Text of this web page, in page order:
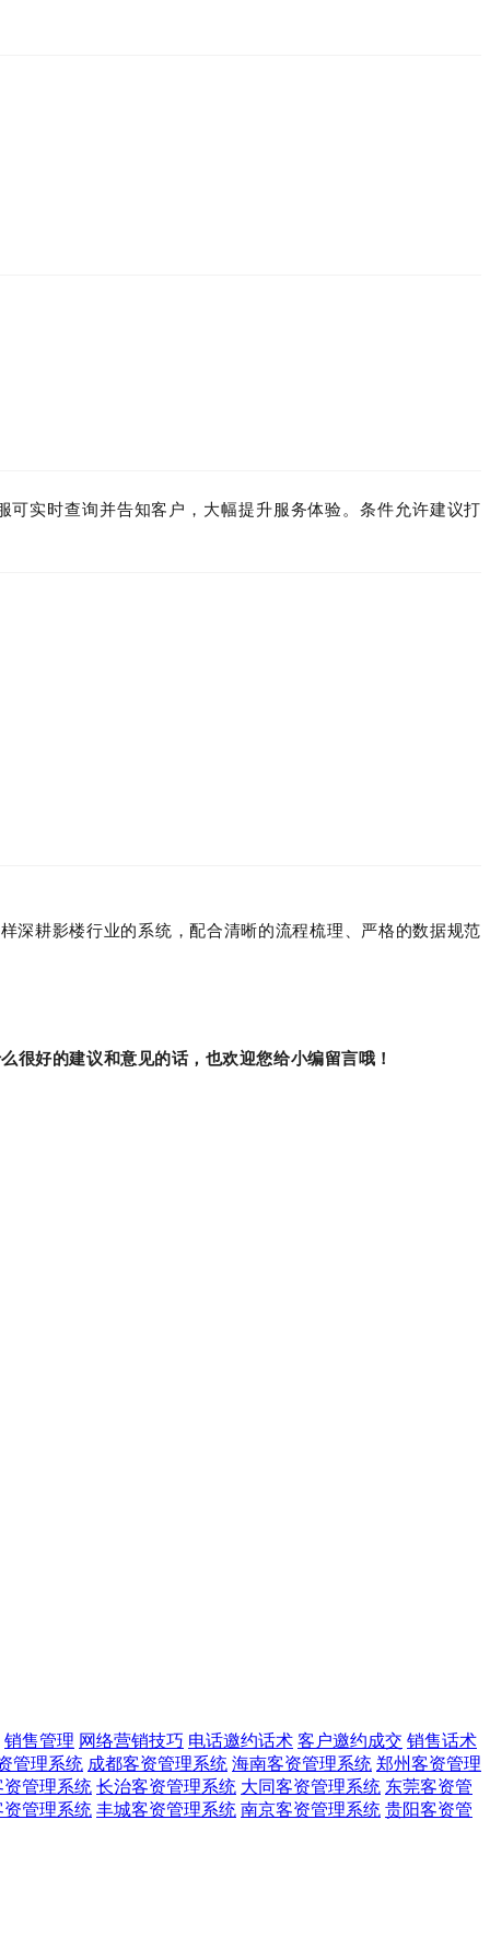
实时查询并告知客户，大幅提升服务体验。条件允许建议打
深耕影楼行业的系统，配合清晰的流程梳理、严格的数据规范
很好的建议和意见的话，也欢迎您给小编留言哦！
销售管理 网络营销技巧 电话邀约话术 客户邀约成交 销售话术
管理系统 成都客资管理系统 海南客资管理系统 郑州客资管理
资管理系统 长治客资管理系统 大同客资管理系统 东莞客资管
资管理系统 丰城客资管理系统 南京客资管理系统 贵阳客资管